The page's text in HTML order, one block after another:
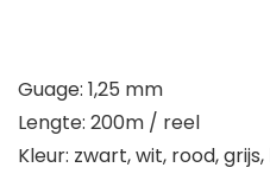
Guage: 1,25 mm
Lengte: 200m / reel
Kleur: zwart, wit, rood,